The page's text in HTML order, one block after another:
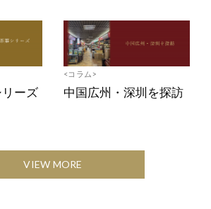
リーズ
<コラム>
中国広州・深圳を探訪
VIEW MORE